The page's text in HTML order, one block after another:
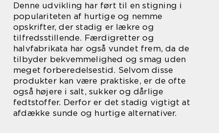
Denne udvikling har ført til en stigning i
populariteten af hurtige og nemme
opskrifter, der stadig er lækre og
tilfredsstillende. Færdigretter og
halvfabrikata har også vundet frem, da de
tilbyder bekvemmelighed og smag uden
meget forberedelsestid. Selvom disse
produkter kan være praktiske, er de ofte
også højere i salt, sukker og dårlige
fedtstoffer. Derfor er det stadig vigtigt at
afdække sunde og hurtige alternativer.